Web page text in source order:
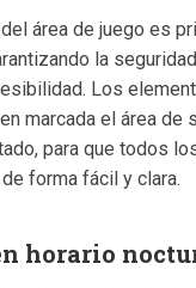
área de juego es
la
Los
marcada el área de
para que todos
forma fácil y clara.
horario